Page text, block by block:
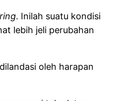
. Inilah suatu kondisi
lebih jeli perubahan
oleh harapan